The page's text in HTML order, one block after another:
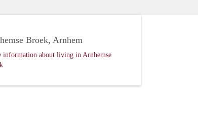
Broek, Arnhem
information about living in Arnhemse